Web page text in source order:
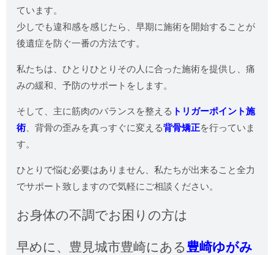
ています。
少しでも違和感を感じたら、早期に施術を開始することが
後遺症を防ぐ一番の方法です。
私たちは、ひとりひとりその人に合った施術を提供し、痛
みの緩和、予防のサポートをします。
そして、主に筋肉のバランスを整える トリガーポイント施
術 、背骨の歪みを真っすぐに変える背骨矯正を行っていま
す。
ひとりで悩む必要はありません、私たちが出来ること全力
でサポート致しますので気軽にご相談ください。
お身体の不調でお困りの方は
早めに、 豊見城市豊崎にある豊崎ゆがみ